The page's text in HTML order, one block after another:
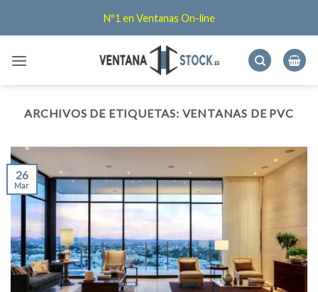
Nº1 en Ventanas On-line
ARCHIVOS DE ETIQUETAS: VENTANAS DE PVC
26
Mar